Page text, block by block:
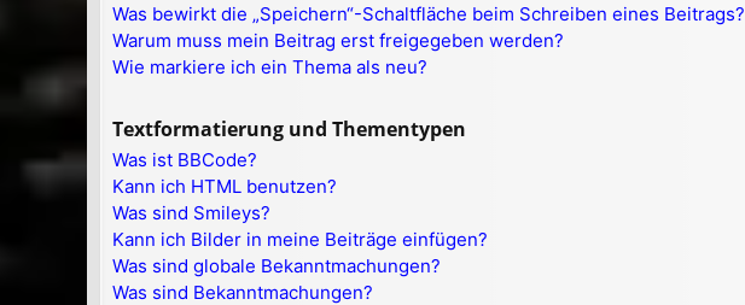
Was bewirkt die „Speichern“-Schaltfläche beim Schreiben eines Beitrags?
Warum muss mein Beitrag erst freigegeben werden?
Wie markiere ich ein Thema als neu?
Textformatierung und Thementypen
Was ist BBCode?
Kann ich HTML benutzen?
Was sind Smileys?
Kann ich Bilder in meine Beiträge einfügen?
Was sind globale Bekanntmachungen?
Was sind Bekanntmachungen?